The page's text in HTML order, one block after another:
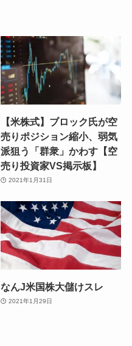
【米株式】ブロック氏が空
売りポジション縮小、弱気
派狙う「群衆」かわす【空
売り投資家VS掲示板】
2021年1月31日
なんJ米国株大儲けスレ
2021年1月29日